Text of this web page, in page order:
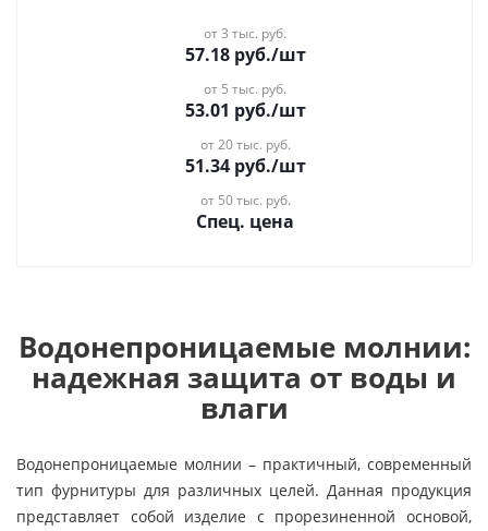
от 3 тыс. руб.
57.18руб./шт
от 5 тыс. руб.
53.01 руб./шт
от 20 тыс. руб.
51.34руб./шт
от 50 тыс. руб.
Спец. цена
Водонепроницаемые молнии:
надежная защита от воды и
влаги
Водонепроницаемые молнии – практичный, современный
тип фурнитуры для различных целей. Данная продукция
представляет собой изделие с прорезиненной основой,